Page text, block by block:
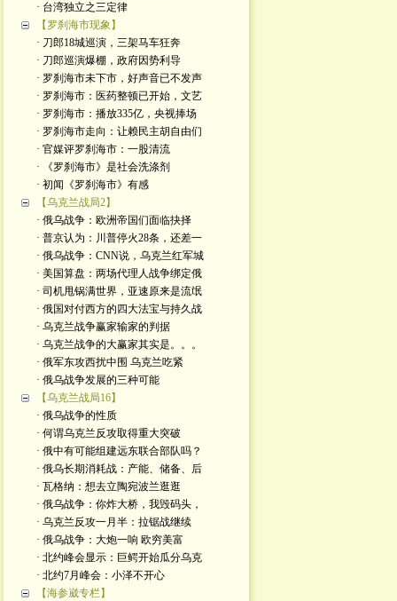
· 台湾独立之三定律
【罗刹海市现象】
· 刀郎18城巡演，三架马车狂奔
· 刀郎巡演爆棚，政府因势利导
· 罗刹海市未下市，好声音已不发声
· 罗刹海市：医药整顿已开始，文艺
· 罗刹海市：播放335亿，央视捧场
· 罗刹海市走向：让赖民主胡自由们
· 官媒评罗刹海市：一股清流
· 《罗刹海市》是社会洗涤剂
· 初闻《罗刹海市》有感
【乌克兰战局2】
· 俄乌战争：欧洲帝国们面临抉择
· 普京认为：川普停火28条，还差一
· 俄乌战争：CNN说，乌克兰红军城
· 美国算盘：两场代理人战争绑定俄
· 司机甩锅满世界，亚速原来是流氓
· 俄国对付西方的四大法宝与持久战
· 乌克兰战争赢家输家的判据
· 乌克兰战争的大赢家其实是。。。
· 俄军东攻西扰中围 乌克兰吃紧
· 俄乌战争发展的三种可能
【乌克兰战局16】
· 俄乌战争的性质
· 何谓乌克兰反攻取得重大突破
· 俄中有可能组建远东联合部队吗？
· 俄乌长期消耗战：产能、储备、后
· 瓦格纳：想去立陶宛波兰逛逛
· 俄乌战争：你炸大桥，我毁码头，
· 乌克兰反攻一月半：拉锯战继续
· 俄乌战争：大炮一响 欧穷美富
· 北约峰会显示：巨鳄开始瓜分乌克
· 北约7月峰会：小泽不开心
【海参崴专栏】